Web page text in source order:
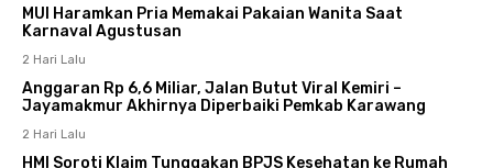
MUI Haramkan Pria Memakai Pakaian Wanita Saat
Karnaval Agustusan
2 Hari Lalu
Anggaran Rp 6,6 Miliar, Jalan Butut Viral Kemiri –
Jayamakmur Akhirnya Diperbaiki Pemkab Karawang
2 Hari Lalu
HMI Soroti Klaim Tunggakan BPJS Kesehatan ke Rumah